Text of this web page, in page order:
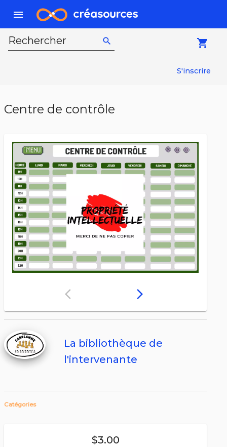
menu
Rechercher search local_grocery_store
S'inscrire
Centre de contrôle
arrow_back_ios arrow_forward_ios
Catégories
$3.00
La bibliothèque de
l'intervenante